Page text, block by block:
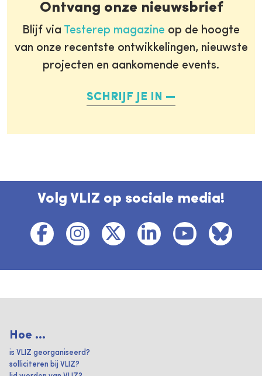
Ontvang onze nieuwsbrief
Blijf via Testerep magazine op de hoogte
van onze recentste ontwikkelingen, nieuwste
projecten en aankomende events.
SCHRIJF JE IN
Volg VLIZ op sociale media!
Hoe ...
is VLIZ georganiseerd?
solliciteren bij VLIZ?